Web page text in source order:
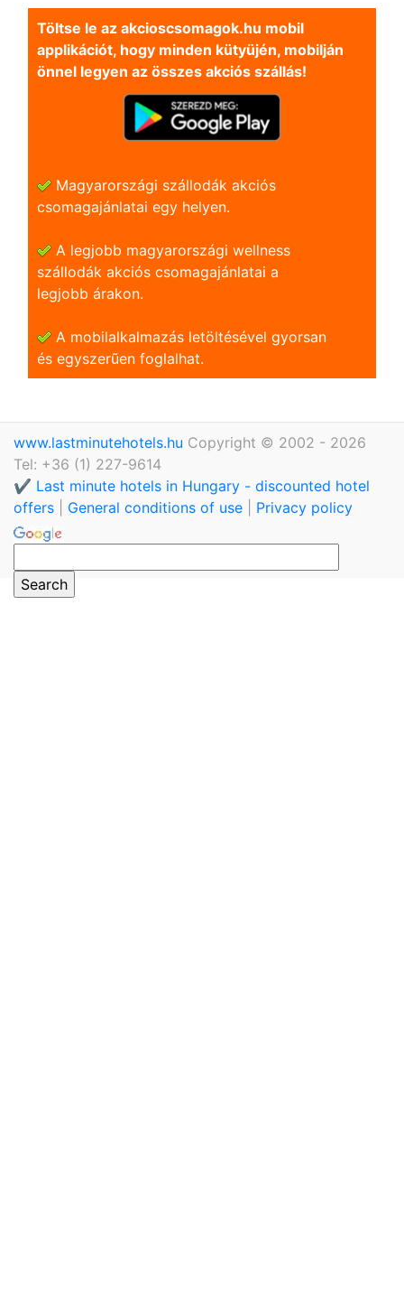
Töltse le az akcioscsomagok.hu mobil
applikációt, hogy minden kütyüjén, mobilján
önnel legyen az összes akciós szállás!
Magyarországi szállodák akciós
csomagajánlatai egy helyen.
A legjobb magyarországi wellness
szállodák akciós csomagajánlatai a
legjobb árakon.
A mobilalkalmazás letöltésével gyorsan
és egyszerũen foglalhat.
www.lastminutehotels.hu Copyright © 2002 - 2026
Tel: +36 (1) 227-9614
✔️ Last minute hotels in Hungary - discounted hotel
offers
General conditions of use Privacy policy